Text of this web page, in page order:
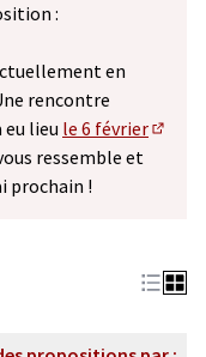
:
dans un nouvel onglet)
en
rencontre
lieu le 6 février
ressemble et
prochain !